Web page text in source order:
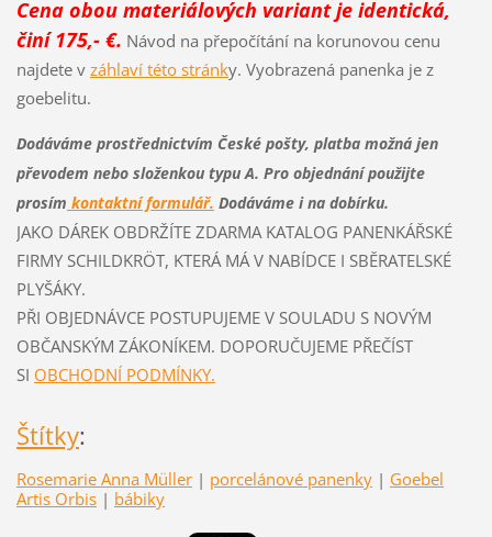
Cena obou materiálových variant je identická,
činí 175,- €. Návod na přepočítání na korunovou cenu
najdete v záhlaví této stránky. Vyobrazená panenka je z
goebelitu.
Dodáváme prostřednictvím České pošty, platba možná jen
převodem nebo složenkou typu A. Pro objednání použijte
prosím kontaktní formulář. Dodáváme i na dobírku.
JAKO DÁREK OBDRŽÍTE ZDARMA KATALOG PANENKÁŘSKÉ
FIRMY SCHILDKRÖT, KTERÁ MÁ V NABÍDCE I SBĚRATELSKÉ
PLYŠÁKY.
PŘI OBJEDNÁVCE POSTUPUJEME V SOULADU S NOVÝM
OBČANSKÝM ZÁKONÍKEM. DOPORUČUJEME PŘEČÍST
SI OBCHODNÍ PODMÍNKY.
Štítky:
Rosemarie Anna Müller | porcelánové panenky | Goebel
Artis Orbis | bábiky